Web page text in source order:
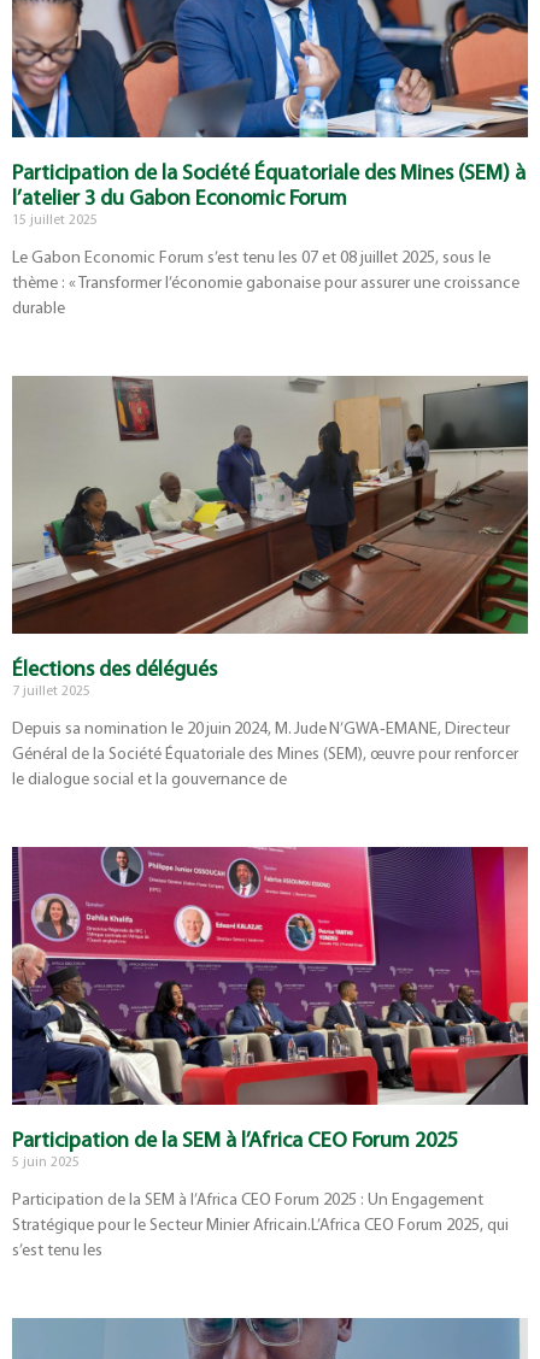
Participation de la Société Équatoriale des Mines (SEM) à
l’atelier 3 du Gabon Economic Forum
15 juillet 2025
Le Gabon Economic Forum s’est tenu les 07 et 08 juillet 2025, sous le
thème : « Transformer l’économie gabonaise pour assurer une croissance
durable
Élections des délégués
7 juillet 2025
Depuis sa nomination le 20 juin 2024, M. Jude N’GWA‑EMANE, Directeur
Général de la Société Équatoriale des Mines (SEM), œuvre pour renforcer
le dialogue social et la gouvernance de
Participation de la SEM à l’Africa CEO Forum 2025
5 juin 2025
Participation de la SEM à l’Africa CEO Forum 2025 : Un Engagement
Stratégique pour le Secteur Minier Africain.L’Africa CEO Forum 2025, qui
s’est tenu les